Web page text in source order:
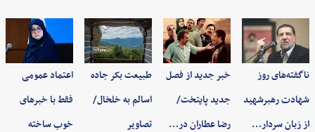
ناگفته‌های روز
شهادت رهبرشهید
از زبان سردار…
خبر جدید از فصل
جدید پایتخت/
رضا عطاران در…
طبیعت بکر جاده
اسالم به خلخال/
تصاویر
اعتماد عمومی
فقط با خبرهای
خوب ساخته